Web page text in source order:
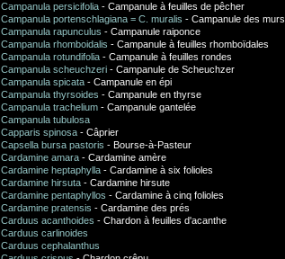
Campanula persicifolia - Campanule à feuilles de pêcher
Campanula portenschlagiana = C. muralis - Campanule des murs
Campanula rapunculus - Campanule raiponce
Campanula rhomboidalis - Campanule à feuilles rhomboïdales
Campanula rotundifolia - Campanule à feuilles rondes
Campanula scheuchzeri - Campanule de Scheuchzer
Campanula spicata - Campanule en épi
Campanula thyrsoides - Campanule en thyrse
Campanula trachelium - Campanule gantelée
Campanula tubulosa
Capparis spinosa - Câprier
Capsella bursa pastoris - Bourse-à-Pasteur
Cardamine amara - Cardamine amère
Cardamine heptaphylla - Cardamine à six folioles
Cardamine hirsuta - Cardamine hirsute
Cardamine pentaphyllos - Cardamine à cinq folioles
Cardamine pratensis - Cardamine des prés
Carduus acanthoides - Chardon à feuilles d'acanthe
Carduus carlinoides
Carduus cephalanthus